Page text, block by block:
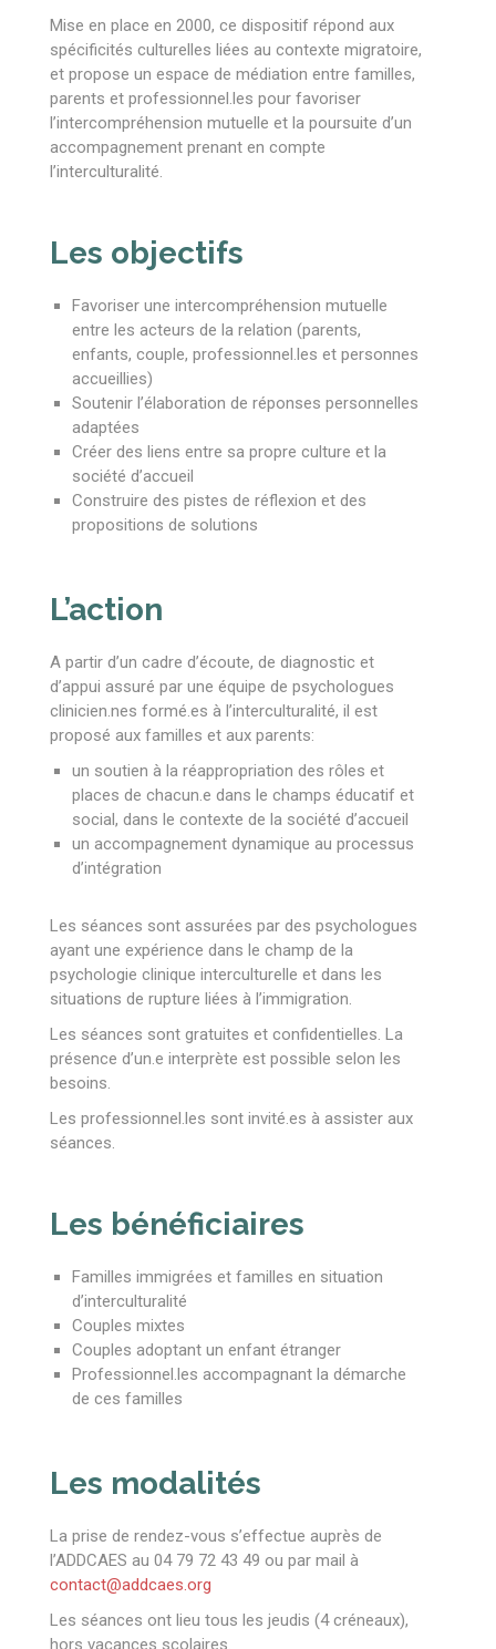
Mise en place en 2000, ce dispositif répond aux
spécificités culturelles liées au contexte migratoire,
et propose un espace de médiation entre familles,
parents et professionnel.les pour favoriser
l’intercompréhension mutuelle et la poursuite d’un
accompagnement prenant en compte
l’interculturalité.
Les objectifs
Favoriser une intercompréhension mutuelle
entre les acteurs de la relation (parents,
enfants, couple, professionnel.les et personnes
accueillies)
Soutenir l’élaboration de réponses personnelles
adaptées
Créer des liens entre sa propre culture et la
société d’accueil
Construire des pistes de réflexion et des
propositions de solutions
L’action
A partir d’un cadre d’écoute, de diagnostic et
d’appui assuré par une équipe de psychologues
clinicien.nes formé.es à l’interculturalité, il est
proposé aux familles et aux parents:
un soutien à la réappropriation des rôles et
places de chacun.e dans le champs éducatif et
social, dans le contexte de la société d’accueil
un accompagnement dynamique au processus
d’intégration
Les séances sont assurées par des psychologues
ayant une expérience dans le champ de la
psychologie clinique interculturelle et dans les
situations de rupture liées à l’immigration.
Les séances sont gratuites et confidentielles. La
présence d’un.e interprète est possible selon les
besoins.
Les professionnel.les sont invité.es à assister aux
séances.
Les bénéficiaires
Familles immigrées et familles en situation
d’interculturalité
Couples mixtes
Couples adoptant un enfant étranger
Professionnel.les accompagnant la démarche
de ces familles
Les modalités
La prise de rendez-vous s’effectue auprès de
l’ADDCAES au 04 79 72 43 49 ou par mail à
contact@addcaes.org
Les séances ont lieu tous les jeudis (4 créneaux),
hors vacances scolaires.